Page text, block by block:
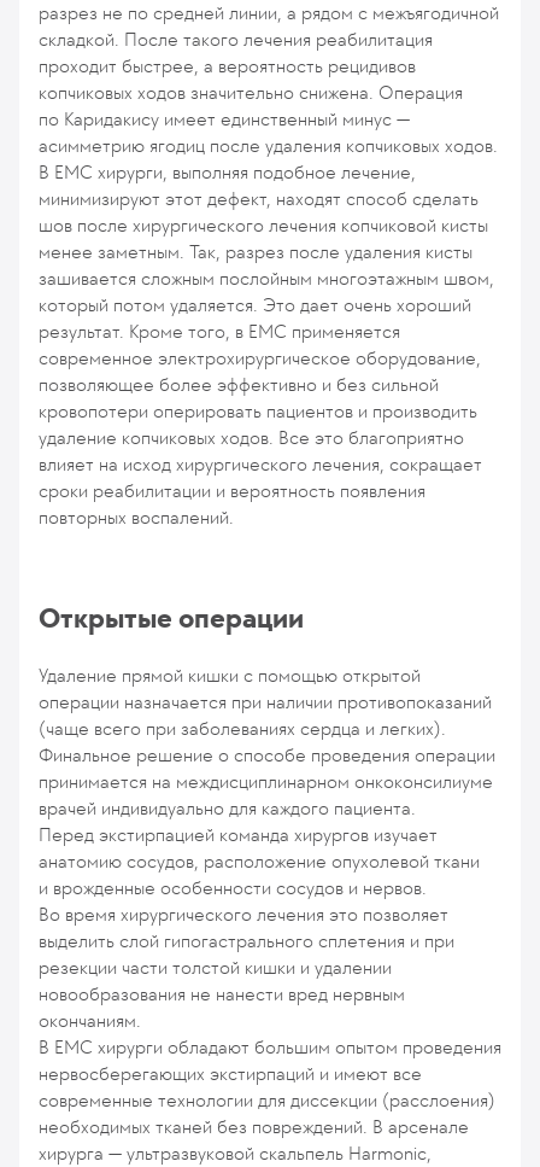
разрез не по средней линии, а рядом с межъягодичной
складкой. После такого лечения реабилитация
проходит быстрее, а вероятность рецидивов
копчиковых ходов значительно снижена. Операция
по Каридакису имеет единственный минус —
асимметрию ягодиц после удаления копчиковых ходов.
В ЕМС хирурги, выполняя подобное лечение,
минимизируют этот дефект, находят способ сделать
шов после хирургического лечения копчиковой кисты
менее заметным. Так, разрез после удаления кисты
зашивается сложным послойным многоэтажным швом,
который потом удаляется. Это дает очень хороший
результат. Кроме того, в ЕМС применяется
современное электрохирургическое оборудование,
позволяющее более эффективно и без сильной
кровопотери оперировать пациентов и производить
удаление копчиковых ходов. Все это благоприятно
влияет на исход хирургического лечения, сокращает
сроки реабилитации и вероятность появления
повторных воспалений.
Открытые операции
Удаление прямой кишки с помощью открытой
операции назначается при наличии противопоказаний
(чаще всего при заболеваниях сердца и легких).
Финальное решение о способе проведения операции
принимается на междисциплинарном онкоконсилиуме
врачей индивидуально для каждого пациента.
Перед экстирпацией команда хирургов изучает
анатомию сосудов, расположение опухолевой ткани
и врожденные особенности сосудов и нервов.
Во время хирургического лечения это позволяет
выделить слой гипогастрального сплетения и при
резекции части толстой кишки и удалении
новообразования не нанести вред нервным
окончаниям.
В ЕМС хирурги обладают большим опытом проведения
нервосберегающих экстирпаций и имеют все
современные технологии для диссекции (расслоения)
необходимых тканей без повреждений. В арсенале
хирурга — ультразвуковой скальпель Harmonic,